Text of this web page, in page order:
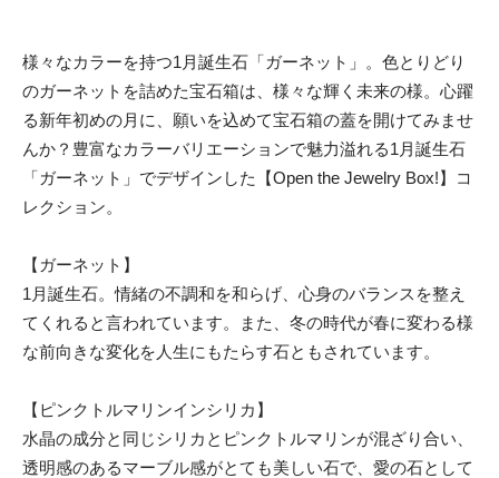
様々なカラーを持つ1月誕生石「ガーネット」。色とりどり
のガーネットを詰めた宝石箱は、様々な輝く未来の様。心躍
る新年初めの月に、願いを込めて宝石箱の蓋を開けてみませ
んか？豊富なカラーバリエーションで魅力溢れる1月誕生石
「ガーネット」でデザインした【Open the Jewelry Box!】コ
レクション。
【ガーネット】
1月誕生石。情緒の不調和を和らげ、心身のバランスを整え
てくれると言われています。また、冬の時代が春に変わる様
な前向きな変化を人生にもたらす石ともされています。
【ピンクトルマリンインシリカ】
水晶の成分と同じシリカとピンクトルマリンが混ざり合い、
透明感のあるマーブル感がとても美しい石で、愛の石として